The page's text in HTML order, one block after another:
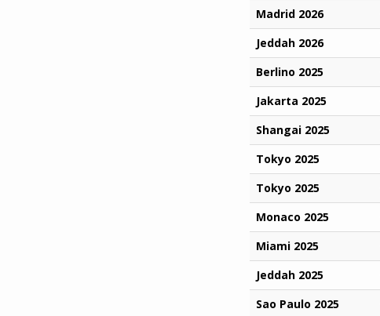
Madrid 2026
Jeddah 2026
Berlino 2025
Jakarta 2025
Shangai 2025
Tokyo 2025
Tokyo 2025
Monaco 2025
Miami 2025
Jeddah 2025
Sao Paulo 2025